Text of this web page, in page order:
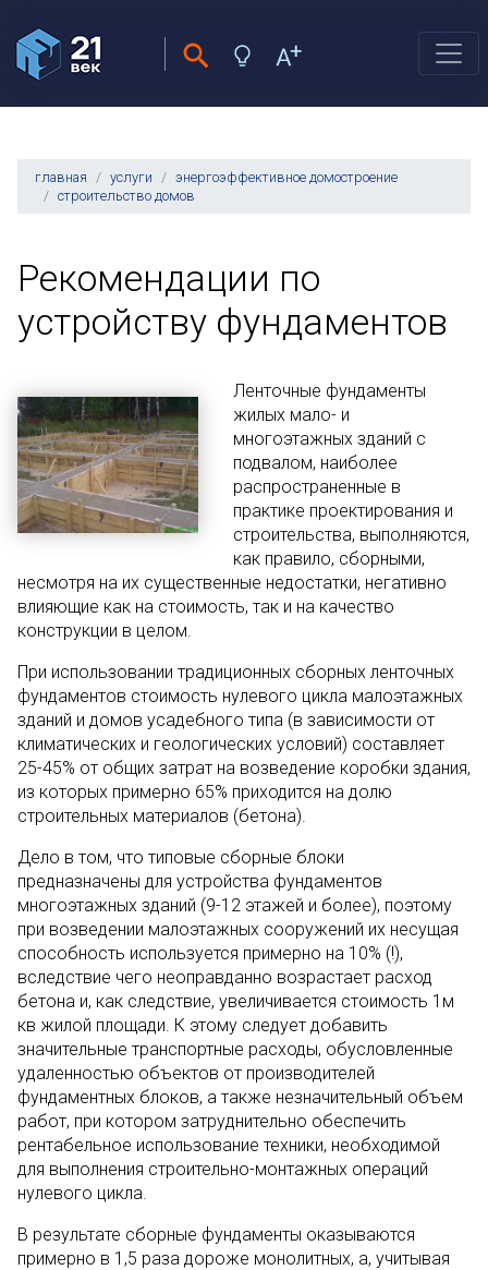
главная услуги
энергоэффективное домостроение
строительство домов
Рекомендации по
устройству фундаментов
Ленточные фундаменты
жилых мало- и
многоэтажных зданий с
подвалом, наиболее
распространенные в
практике проектирования и
строительства, выполняются,
как правило, сборными,
несмотря на их существенные недостатки, негативно
влияющие как на стоимость, так и на качество
конструкции в целом.
При использовании традиционных сборных ленточных
фундаментов стоимость нулевого цикла малоэтажных
зданий и домов усадебного типа (в зависимости от
климатических и геологических условий) составляет
25-45% от общих затрат на возведение коробки здания,
из которых примерно 65% приходится на долю
строительных материалов (бетона).
Дело в том, что типовые сборные блоки
предназначены для устройства фундаментов
многоэтажных зданий (9-12 этажей и более), поэтому
при возведении малоэтажных сооружений их несущая
способность используется примерно на 10% (!),
вследствие чего неоправданно возрастает расход
бетона и, как следствие, увеличивается стоимость 1м
кв жилой площади. К этому следует добавить
значительные транспортные расходы, обусловленные
удаленностью объектов от производителей
фундаментных блоков, а также незначительный объем
работ, при котором затруднительно обеспечить
рентабельное использование техники, необходимой
для выполнения строительно-монтажных операций
нулевого цикла.
В результате сборные фундаменты оказываются
примерно в 1,5 раза дороже монолитных, а, учитывая